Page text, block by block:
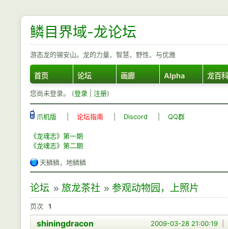
鳞目界域-龙论坛
游态龙的锡安山。龙的力量、智慧、野性、与优雅
首页 论坛 画廊 Alpha 龙百科
您尚未登录。 (登录 注册)
爪机版 论坛指南 Discord QQ群
《龙魂志》第一期
《龙魂志》第二期
天鳞鳞，地鳞鳞
论坛 » 旅龙茶社 » 参观动物园，上照片
页次 1
2009-03-28 21:00:19
shiningdracon